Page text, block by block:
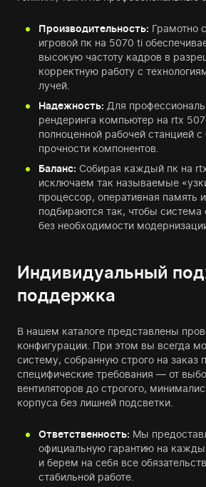
Производительность: Грамотно
игровой пк на 5070 ti
высокую частоту кадров в
корректную работу с
лучей.
Надежность: Для
рендеринга компьютер на rtx
полноценной рабочей станцией
прочности компонентов.
Баланс: Собирая каждый пк на
исключаем так называемые
процессор, оперативная память
подбираются так, чтобы
без необходимости
Индивидуальный
поддержка
В нашем каталоге представлены
конфигурации. При этом вы всегда
систему, собранную строго на заказ
специфические требования — от
вентиляторов до строгого,
корпуса без лишней подсветки.
Ответственность: Мы
официальную гарантию на
и берем на себя все
стабильной работе.